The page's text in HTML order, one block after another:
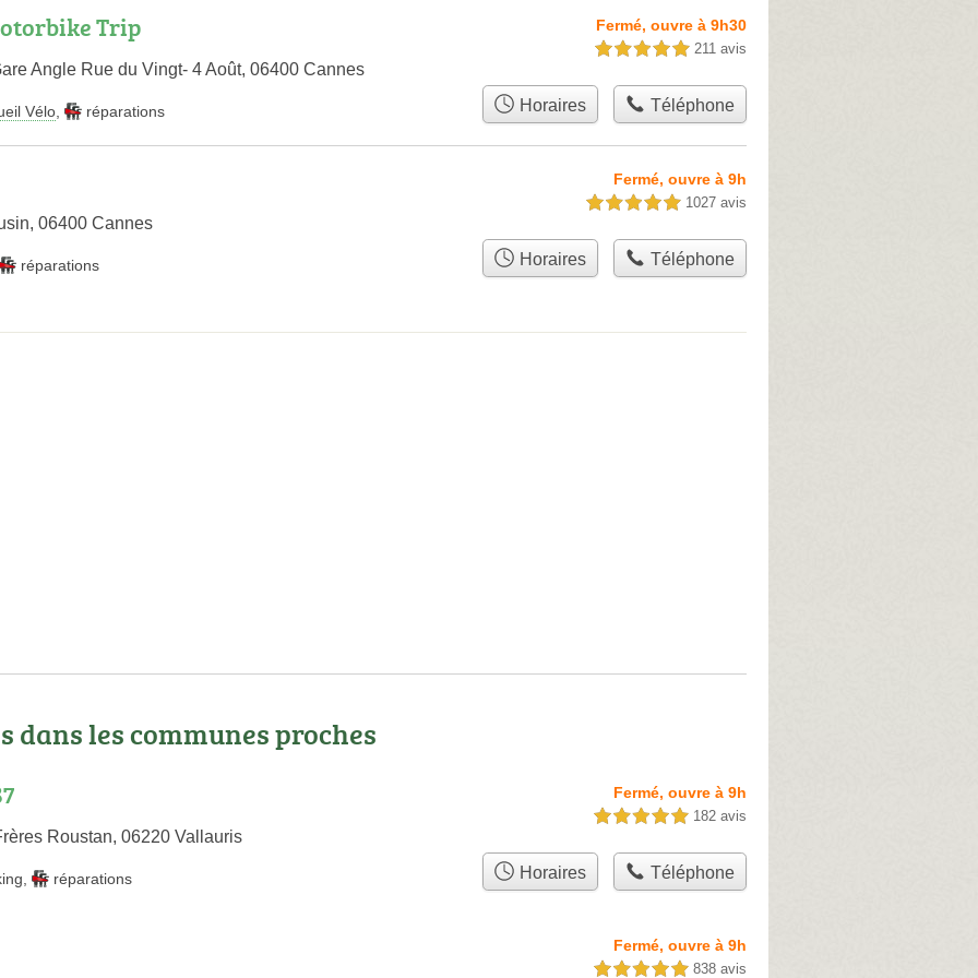
Trip
Angle Rue du Vingt- 4 Août, 06400 Cannes
Fermé, ouvre à 9h30
5,0 étoiles sur 5 211 avis
Vélo réparations Horaires Téléphone
06400 Cannes
Fermé, ouvre à 9h
5,0 étoiles sur 5 1027 avis
réparations Horaires Téléphone
dans les communes proches
Roustan, 06220 Vallauris
Fermé, ouvre à 9h
5,0 étoiles sur 5 182 avis
réparations Horaires Téléphone
Fermé, ouvre à 9h
5,0 étoiles sur 5 838 avis